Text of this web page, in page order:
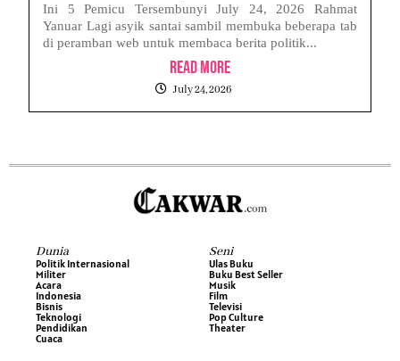
Ini 5 Pemicu Tersembunyi July 24, 2026 Rahmat
Yanuar Lagi asyik santai sambil membuka beberapa tab
di peramban web untuk membaca berita politik...
Read More
July 24, 2026
Dunia
Politik Internasional
Militer
Acara
Indonesia
Bisnis
Teknologi
Pendidikan
Cuaca
Seni
Ulas Buku
Buku Best Seller
Musik
Film
Televisi
Pop Culture
Theater